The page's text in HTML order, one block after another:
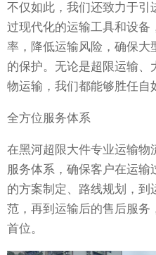
不仅如此，我们还致力于引
过现代化的运输工具和设备
率，降低运输风险，确保大
的保护。无论是超限运输
物运输，我们都能够胜任自
全方位服务体系
在黑河超限大件专业运输物
服务体系，确保客户在运
的方案制定、路线规划，
范，再到运输后的售后服务
首位。